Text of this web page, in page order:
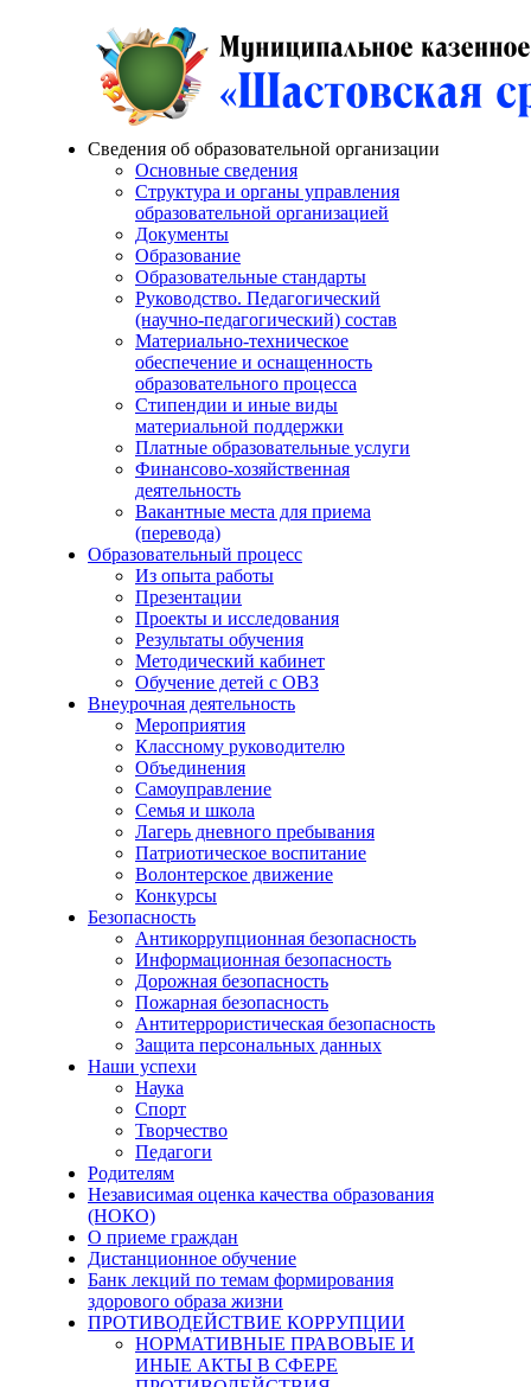
Сведения об образовательной организации
Основные сведения
Структура и органы управления
образовательной организацией
Документы
Образование
Образовательные стандарты
Руководство. Педагогический
(научно-педагогический) состав
Материально-техническое
обеспечение и оснащенность
образовательного процесса
Стипендии и иные виды
материальной поддержки
Платные образовательные услуги
Финансово-хозяйственная
деятельность
Вакантные места для приема
(перевода)
Образовательный процесс
Из опыта работы
Презентации
Проекты и исследования
Результаты обучения
Методический кабинет
Обучение детей с ОВЗ
Внеурочная деятельность
Мероприятия
Классному руководителю
Объединения
Самоуправление
Семья и школа
Лагерь дневного пребывания
Патриотическое воспитание
Волонтерское движение
Конкурсы
Безопасность
Антикоррупционная безопасность
Информационная безопасность
Дорожная безопасность
Пожарная безопасность
Антитеррористическая безопасность
Защита персональных данных
Наши успехи
Наука
Спорт
Творчество
Педагоги
Родителям
Независимая оценка качества образования
(НОКО)
О приеме граждан
Дистанционное обучение
Банк лекций по темам формирования
здорового образа жизни
ПРОТИВОДЕЙСТВИЕ КОРРУПЦИИ
НОРМАТИВНЫЕ ПРАВОВЫЕ И
ИНЫЕ АКТЫ В СФЕРЕ